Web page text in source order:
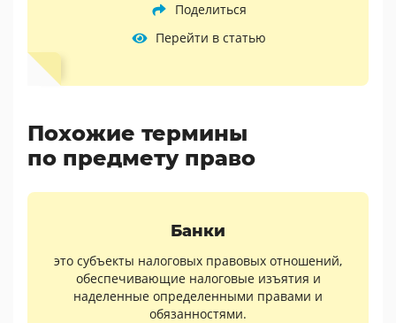
Поделиться
Перейти в статью
Похожие термины
по предмету право
Банки
это субъекты налоговых правовых отношений,
обеспечивающие налоговые изъятия и
наделенные определенными правами и
обязанностями.